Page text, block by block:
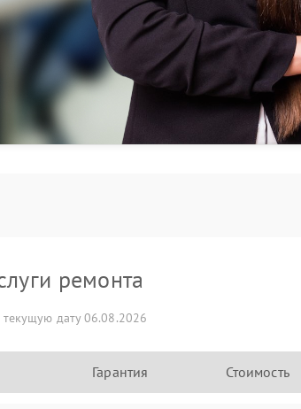
ремонта
дату 06.08.2026
Гарантия Стоимость